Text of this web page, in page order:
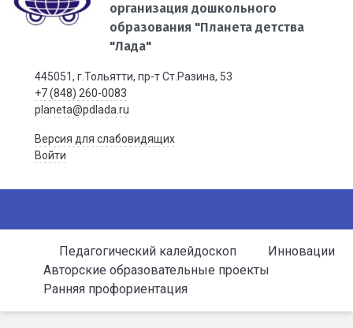
организация дошкольного
образования "Планета детства
"Лада"
445051, г.Тольятти, пр-т Ст.Разина, 53
+7 (848) 260-0083
planeta@pdlada.ru
Версия для слабовидящих
Войти
Педагогический калейдоскоп
Инновации
Авторские образовательные проекты
Ранняя профориентация